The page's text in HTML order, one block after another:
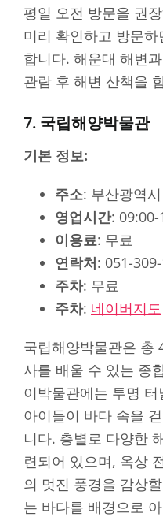
평일 오전 방문을 권
미리 확인하고 방문
합니다. 해운대 해변
관람 후 해변 산책을
7. 국립해양박물관
기본 정보:
주소: 부산광역
영업시간: 09:00-
이용료: 무료
연락처: 051-
주차: 무료
주차: 네이버지도
국립해양박물관은 총
사를 배울 수 있는 종
이박물관에는 투명
아이들이 바다 속을
니다. 층별로 다양한
련되어 있으며, 옥상
의 멋진 풍경을 감상
는 바다를 배경으로